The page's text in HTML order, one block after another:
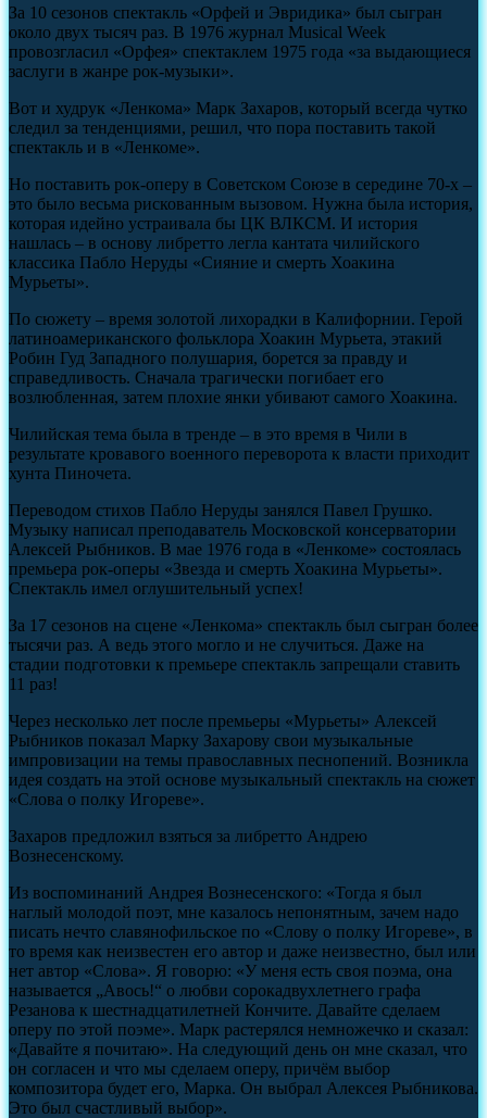
За 10 сезонов спектакль «Орфей и Эвридика» был сыгран
около двух тысяч раз. В 1976 журнал Musical Week
провозгласил «Орфея» спектаклем 1975 года «за выдающиеся
заслуги в жанре рок-музыки».
Вот и худрук «Ленкома» Марк Захаров, который всегда чутко
следил за тенденциями, решил, что пора поставить такой
спектакль и в «Ленкоме».
Но поставить рок-оперу в Советском Союзе в середине 70-х –
это было весьма рискованным вызовом. Нужна была история,
которая идейно устраивала бы ЦК ВЛКСМ. И история
нашлась – в основу либретто легла кантата чилийского
классика Пабло Неруды «Сияние и смерть Хоакина
Мурьеты».
По сюжету – время золотой лихорадки в Калифорнии. Герой
латиноамериканского фольклора Хоакин Мурьета, этакий
Робин Гуд Западного полушария, борется за правду и
справедливость. Сначала трагически погибает его
возлюбленная, затем плохие янки убивают самого Хоакина.
Чилийская тема была в тренде – в это время в Чили в
результате кровавого военного переворота к власти приходит
хунта Пиночета.
Переводом стихов Пабло Неруды занялся Павел Грушко.
Музыку написал преподаватель Московской консерватории
Алексей Рыбников. В мае 1976 года в «Ленкоме» состоялась
премьера рок-оперы «Звезда и смерть Хоакина Мурьеты».
Спектакль имел оглушительный успех!
За 17 сезонов на сцене «Ленкома» спектакль был сыгран более
тысячи раз. А ведь этого могло и не случиться. Даже на
стадии подготовки к премьере спектакль запрещали ставить
11 раз!
Через несколько лет после премьеры «Мурьеты» Алексей
Рыбников показал Марку Захарову свои музыкальные
импровизации на темы православных песнопений. Возникла
идея создать на этой основе музыкальный спектакль на сюжет
«Слова о полку Игореве».
Захаров предложил взяться за либретто Андрею
Вознесенскому.
Из воспоминаний Андрея Вознесенского: «Тогда я был
наглый молодой поэт, мне казалось непонятным, зачем надо
писать нечто славянофильское по «Слову о полку Игореве», в
то время как неизвестен его автор и даже неизвестно, был или
нет автор «Слова». Я говорю: «У меня есть своя поэма, она
называется „Авось!“ о любви сорокадвухлетнего графа
Резанова к шестнадцатилетней Кончите. Давайте сделаем
оперу по этой поэме». Марк растерялся немножечко и сказал:
«Давайте я почитаю». На следующий день он мне сказал, что
он согласен и что мы сделаем оперу, причём выбор
композитора будет его, Марка. Он выбрал Алексея Рыбникова.
Это был счастливый выбор».